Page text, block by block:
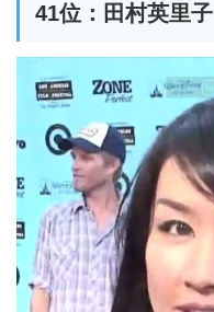
41位：田村英里子